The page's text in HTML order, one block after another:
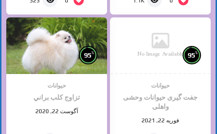
No Image Available 95%
حیوانات
جفت گیری حیوانات وحشی
واهلی
فوریه 22, 2021
95%
حیوانات
تزاوج كلب براني
آگوست 22, 2020